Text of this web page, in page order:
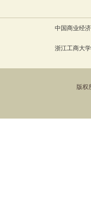
中国商业经
浙江工商大学
版